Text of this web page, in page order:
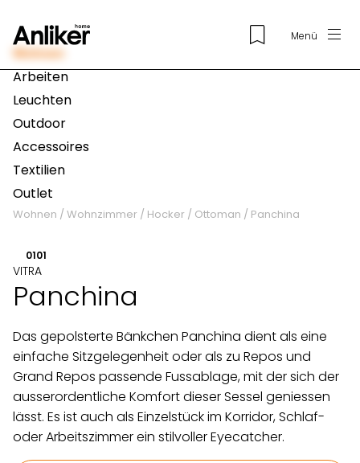
Menü
Wohnen
Arbeiten
Leuchten
Outdoor
Accessoires
Textilien
Outlet
Wohnen / Wohnzimmer / Hocker / Ottoman / Panchina
0101
VITRA
Panchina
Das gepolsterte Bänkchen Panchina dient als eine
einfache Sitzgelegenheit oder als zu Repos und
Grand Repos passende Fussablage, mit der sich der
ausserordentliche Komfort dieser Sessel geniessen
lässt. Es ist auch als Einzelstück im Korridor, Schlaf-
oder Arbeitszimmer ein stilvoller Eyecatcher.